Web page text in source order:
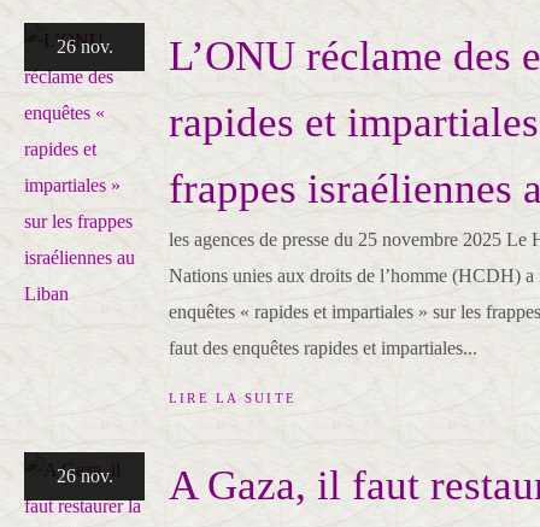
26 nov.
L’ONU réclame des
rapides et
frappes israéliennes
les agences de presse du 25 novembre 2025 Le
Nations unies aux droits de l’homme (HCDH) a
enquêtes « rapides et impartiales » sur les
faut des enquêtes rapides et impartiales...
LIRE LA SUITE
26 nov.
A Gaza, il faut